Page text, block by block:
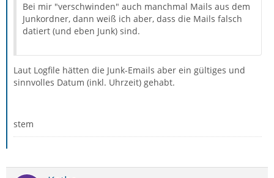
Bei mir "verschwinden" auch manchmal Mails aus dem
Junkordner, dann weiß ich aber, dass die Mails falsch
datiert (und eben Junk) sind.
Laut Logfile hätten die Junk-Emails aber ein gültiges und
sinnvolles Datum (inkl. Uhrzeit) gehabt.
stem